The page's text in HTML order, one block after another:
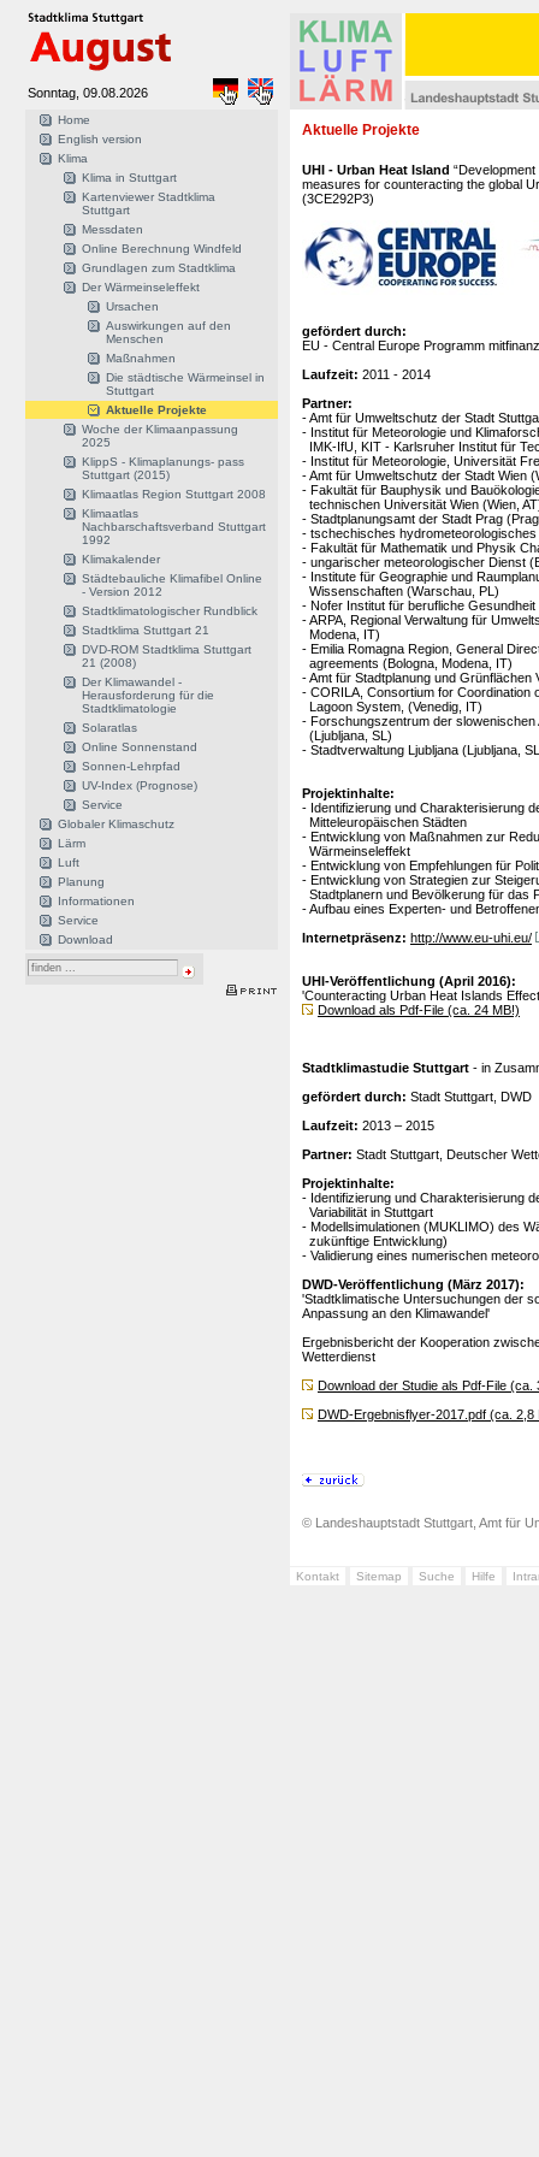
Sonntag, 09.08.2026
Home
English version
Klima
Klima in Stuttgart
Kartenviewer Stadtklima
Stuttgart
Messdaten
Online Berechnung Windfeld
Grundlagen zum Stadtklima
Der Wärmeinseleffekt
Ursachen
Auswirkungen auf den
Menschen
Maßnahmen
Die städtische Wärmeinsel in
Stuttgart
Aktuelle Projekte
Woche der Klimaanpassung
2025
KlippS - Klimaplanungs- pass
Stuttgart (2015)
Klimaatlas Region Stuttgart 2008
Klimaatlas
Nachbarschaftsverband Stuttgart
1992
Klimakalender
Städtebauliche Klimafibel Online
- Version 2012
Stadtklimatologischer Rundblick
Stadtklima Stuttgart 21
DVD-ROM Stadtklima Stuttgart
21 (2008)
Der Klimawandel -
Herausforderung für die
Stadtklimatologie
Solaratlas
Online Sonnenstand
Sonnen-Lehrpfad
UV-Index (Prognose)
Service
Globaler Klimaschutz
Lärm
Luft
Planung
Informationen
Service
Download
Aktuelle Projekte
UHI - Urban Heat Island
measures for counteracting the global
(3CE292P3)
gefördert durch:
EU - Central Europe Programm
Laufzeit: 2011 - 2014
Partner:
- Amt für Umweltschutz der Stadt
- Institut für Meteorologie und
IMK-IfU, KIT - Karlsruher Institut für
- Institut für Meteorologie, Universität
- Amt für Umweltschutz der Stadt Wien
- Fakultät für Bauphysik und
technischen Universität Wien (Wien,
- Stadtplanungsamt der Stadt Prag
- tschechisches
- Fakultät für Mathematik und Physik
- ungarischer meteorologischer Dienst
- Institute für Geographie und
Wissenschaften (Warschau, PL)
- Nofer Institut für berufliche
- ARPA, Regional Verwaltung für
Modena, IT)
- Emilia Romagna Region, General
agreements (Bologna, Modena, IT)
- Amt für Stadtplanung und Grünflächen
- CORILA, Consortium for Coordination
Lagoon System, (Venedig, IT)
- Forschungszentrum der
(Ljubljana, SL)
- Stadtverwaltung Ljubljana (Ljubljana,
Projektinhalte:
- Identifizierung und Charakterisierung
Mitteleuropäischen Städten
- Entwicklung von Maßnahmen zur
Wärmeinseleffekt
- Entwicklung von Empfehlungen für
- Entwicklung von Strategien zur
Stadtplanern und Bevölkerung für das
- Aufbau eines Experten- und
Internetpräsenz: http://www.eu-uhi.eu/
UHI-Veröffentlichung (April 2016):
'Counteracting Urban Heat Islands
Download als Pdf-File (ca. 24 MB!)
Stadtklimastudie Stuttgart - in
gefördert durch: Stadt Stuttgart, DWD
Laufzeit: 2013 – 2015
Partner: Stadt Stuttgart, Deutscher
Projektinhalte:
- Identifizierung und Charakterisierung
Variabilität in Stuttgart
- Modellsimulationen (MUKLIMO) des
zukünftige Entwicklung)
- Validierung eines numerischen
DWD-Veröffentlichung (März 2017):
'Stadtklimatische Untersuchungen der
Anpassung an den Klimawandel'
Ergebnisbericht der Kooperation
Wetterdienst
Download der Studie als Pdf-File (ca.
DWD-Ergebnisflyer-2017.pdf (ca. 2,8
© Landeshauptstadt Stuttgart, Amt für
Kontakt Sitemap Suche Hilfe